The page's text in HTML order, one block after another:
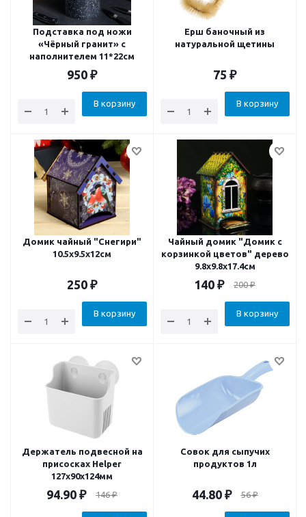
Подставка под ножи
«Чёрный гранит» с
наполнителем 11*22см
950 ₽
В корзину
Ерш баночный из
натуральной щетины
75 ₽
В корзину
Домик чайный "Снегири"
10.5х9.5х12см
250 ₽
В корзину
Чайный домик "Домик с
корзинкой цветов" дерево
9.8x9.8x17.4см
140 ₽ 200₽
В корзину
Держатель подвесной на
присоскаx Helper
127x90x124мм
94.90 ₽ 146₽
Совок для сыпучих
продуктов 1л
44.80₽ 56₽